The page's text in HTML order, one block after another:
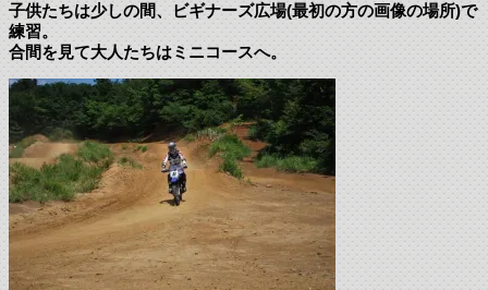
子供たちは少しの間、ビギナーズ広場(最初の方の画像の場所)で
練習。
合間を見て大人たちはミニコースへ。